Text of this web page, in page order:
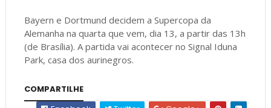
Bayern e Dortmund decidem a Supercopa da
Alemanha na quarta que vem, dia 13, a partir das 13h
(de Brasília). A partida vai acontecer no Signal Iduna
Park, casa dos aurinegros.
COMPARTILHE